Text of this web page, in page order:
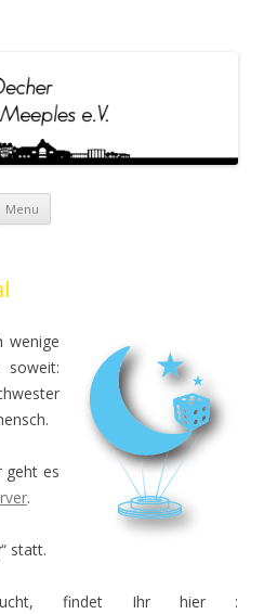
Menu Skip to content
wenige
geht es
.
statt.
findet Ihr hier :